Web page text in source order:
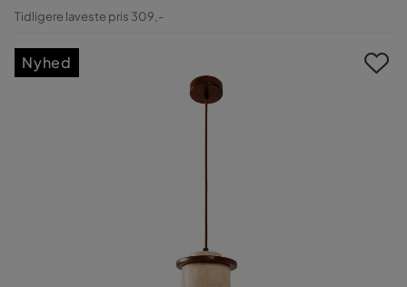
Pris
Original
Tidligere laveste pris 309,-
Nyhed